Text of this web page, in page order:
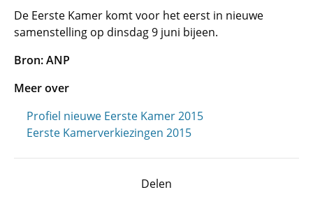
De Eerste Kamer komt voor het eerst in nieuwe
samenstelling op dinsdag 9 juni bijeen.
Bron: ANP
Meer over
Profiel nieuwe Eerste Kamer 2015
Eerste Kamerverkiezingen 2015
Delen